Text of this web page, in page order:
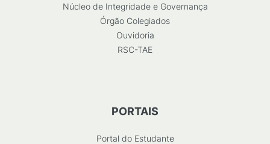
Núcleo de Integridade e Governança
Órgão Colegiados
Ouvidoria
RSC-TAE
PORTAIS
Portal do Estudante